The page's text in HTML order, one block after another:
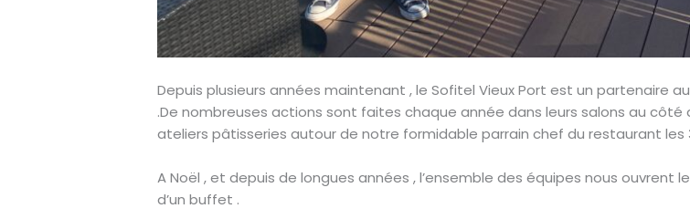
Depuis plusieurs années maintenant , le Sofitel Vieux Port est un partenaire
.De nombreuses actions sont faites chaque année dans leurs salons au
ateliers pâtisseries autour de notre formidable parrain chef du restaurant les
A Noël , et depuis de longues années , l’ensemble des équipes nous ouvrent
d’un buffet .